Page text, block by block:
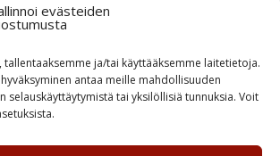
evästeiden
tallentaaksemme ja/tai käyttääksemme laitetietoja.
antaa meille mahdollisuuden
selauskäyttäytymistä tai yksilöllisiä tunnuksia. Voit